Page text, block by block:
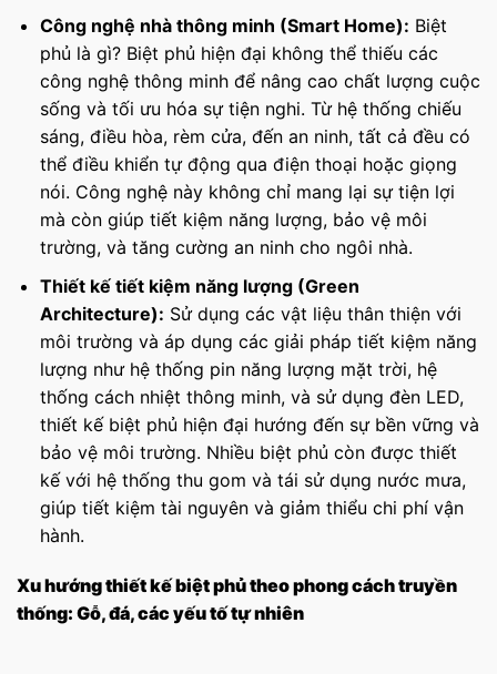
Công nghệ nhà thông minh (Smart Home): Biệt
phủ là gì? Biệt phủ hiện đại không thể thiếu các
công nghệ thông minh để nâng cao chất lượng cuộc
sống và tối ưu hóa sự tiện nghi. Từ hệ thống chiếu
sáng, điều hòa, rèm cửa, đến an ninh, tất cả đều có
thể điều khiển tự động qua điện thoại hoặc giọng
nói. Công nghệ này không chỉ mang lại sự tiện lợi
mà còn giúp tiết kiệm năng lượng, bảo vệ môi
trường, và tăng cường an ninh cho ngôi nhà.
Thiết kế tiết kiệm năng lượng (Green
Architecture): Sử dụng các vật liệu thân thiện với
môi trường và áp dụng các giải pháp tiết kiệm năng
lượng như hệ thống pin năng lượng mặt trời, hệ
thống cách nhiệt thông minh, và sử dụng đèn LED,
thiết kế biệt phủ hiện đại hướng đến sự bền vững và
bảo vệ môi trường. Nhiều biệt phủ còn được thiết
kế với hệ thống thu gom và tái sử dụng nước mưa,
giúp tiết kiệm tài nguyên và giảm thiểu chi phí vận
hành.
Xu hướng thiết kế biệt phủ theo phong cách truyền
thống: Gỗ, đá, các yếu tố tự nhiên